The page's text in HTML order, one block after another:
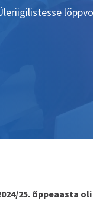
25. õppeaasta